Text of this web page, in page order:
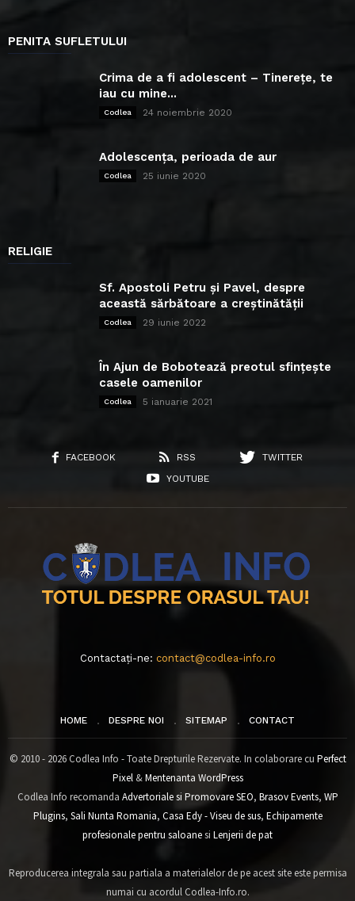
PENITA SUFLETULUI
Crima de a fi adolescent – Tinerețe, te
iau cu mine...
Codlea 24 noiembrie 2020
Adolescența, perioada de aur
Codlea 25 iunie 2020
RELIGIE
Sf. Apostoli Petru și Pavel, despre
această sărbătoare a creștinătății
Codlea 29 iunie 2022
În Ajun de Bobotează preotul sfințește
casele oamenilor
Codlea 5 ianuarie 2021
FACEBOOK RSS
TWITTER
YOUTUBE
Contactați-ne: contact@codlea-info.ro
HOME DESPRE NOI SITEMAP CONTACT
© 2010 - 2026 Codlea Info - Toate Drepturile Rezervate. In colaborare cu Perfect
Pixel&Mentenanta WordPress
Codlea Info recomanda Advertoriale si Promovare SEO, Brasov Events, WP
Plugins, Sali Nunta Romania, Casa Edy - Viseu de sus, Echipamente
profesionale pentru saloanesi Lenjerii de pat
Reproducerea integrala sau partiala a materialelor de pe acest site este permisa
numai cu acordul Codlea-Info.ro.